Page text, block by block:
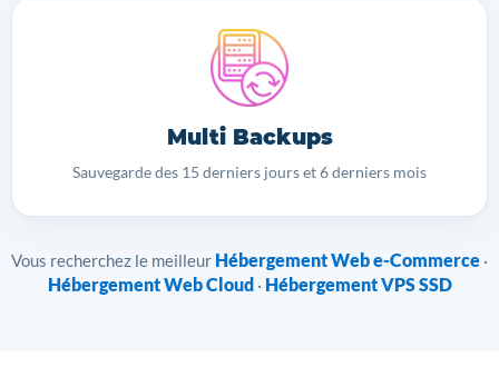
Multi Backups
Sauvegarde des 15 derniers jours et 6 derniers mois
Vous recherchez le meilleur Hébergement Web e-Commerce ·
Hébergement Web Cloud · Hébergement VPS SSD